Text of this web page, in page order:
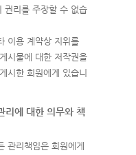
권리를 주장할 수 없습
이용 계약상 지위를
시물에 대한 저작권을
시한 회원에게 있습니
에 대한 의무와 책
관리책임은 회원에게